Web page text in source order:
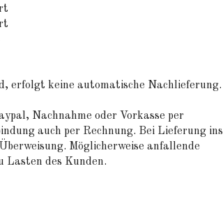
erfolgt keine automatische Nachlieferung.
Nachnahme oder Vorkasse per
auch per Rechnung. Bei Lieferung ins
Möglicherweise anfallende
Lasten des Kunden.